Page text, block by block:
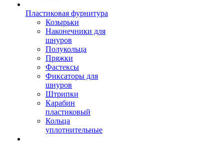
Пластиковая фурнитура
Козырьки
Наконечники для
шнуров
Полукольца
Пряжки
Фастексы
Фиксаторы для
шнуров
Штрипки
Карабин
пластиковый
Кольца
уплотнительные